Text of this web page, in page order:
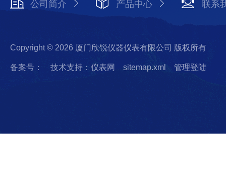
公司简介 产品中心 联系
Copyright © 2026 厦门欣锐仪器仪表有限公司 版权所有
备案号： 技术支持：仪表网 sitemap.xml 管理登陆